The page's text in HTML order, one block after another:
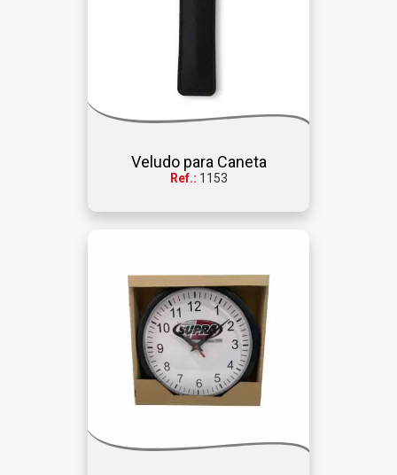
Veludo para Caneta
Ref.: 1153